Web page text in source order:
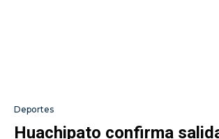
Deportes
Huachipato confirma